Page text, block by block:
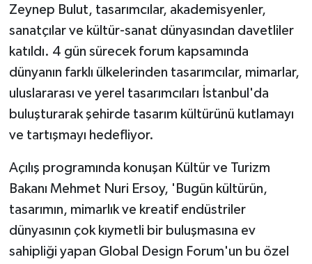
Zeynep Bulut, tasarımcılar, akademisyenler,
sanatçılar ve kültür-sanat dünyasından davetliler
katıldı. 4 gün sürecek forum kapsamında
dünyanın farklı ülkelerinden tasarımcılar, mimarlar,
uluslararası ve yerel tasarımcıları İstanbul'da
buluşturarak şehirde tasarım kültürünü kutlamayı
ve tartışmayı hedefliyor.
Açılış programında konuşan Kültür ve Turizm
Bakanı Mehmet Nuri Ersoy, 'Bugün kültürün,
tasarımın, mimarlık ve kreatif endüstriler
dünyasının çok kıymetli bir buluşmasına ev
sahipliği yapan Global Design Forum'un bu özel
SPOR HABERLERİ
Turizm
ÜLKE GÜNDEMİ
YEREL